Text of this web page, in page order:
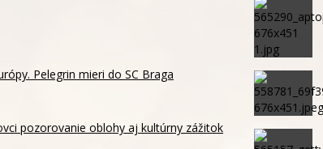
Pelegrin mieri do SC Braga
pozorovanie oblohy aj kultúrny zážitok